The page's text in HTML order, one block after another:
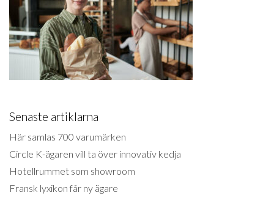
Senaste artiklarna
Här samlas 700 varumärken
Circle K-ägaren vill ta över innovativ kedja
Hotellrummet som showroom
Fransk lyxikon får ny ägare